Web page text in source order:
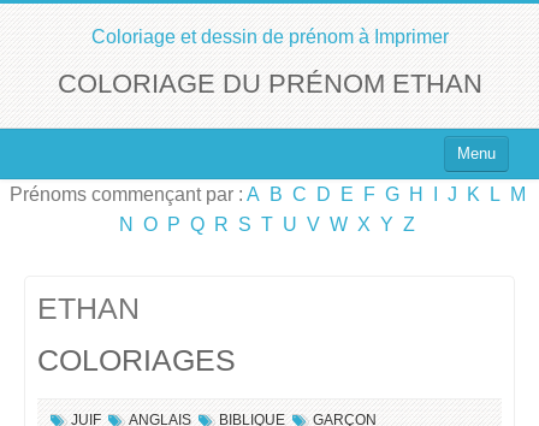
Coloriage et dessin de prénom à Imprimer
COLORIAGE DU PRÉNOM ETHAN
Menu
Top 100 des Prénoms
Prénoms commençant par : A B C D E F G H J K L
M
N
O P Q R S T U V W X Y Z
ETHAN
COLORIAGES
JUIF ANGLAIS BIBLIQUE GARÇON